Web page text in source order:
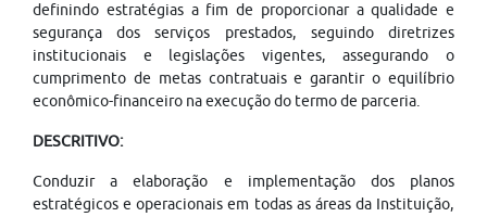
definindo estratégias a fim de proporcionar a qualidade e
segurança dos serviços prestados, seguindo diretrizes
institucionais e legislações vigentes, assegurando o
cumprimento de metas contratuais e garantir o equilíbrio
econômico-financeiro na execução do termo de parceria.
DESCRITIVO:
Conduzir a elaboração e implementação dos planos
estratégicos e operacionais em todas as áreas da Instituição,